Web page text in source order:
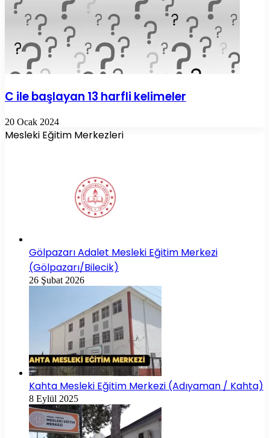
C ile başlayan 13 harfli kelimeler
20 Ocak 2024
Mesleki Eğitim Merkezleri
Gölpazarı Adalet Mesleki Eğitim Merkezi
(Gölpazarı/Bilecik)
26 Şubat 2026
Kahta Mesleki Eğitim Merkezi (Adıyaman / Kahta)
8 Eylül 2025